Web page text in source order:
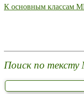
К основным классам
Поиск по